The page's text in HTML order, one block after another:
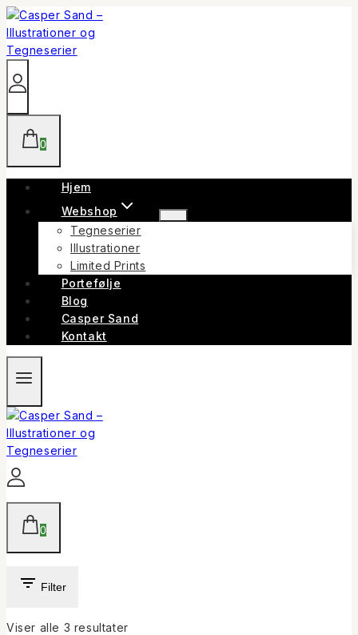
Skip
to
content
0
Hjem
Webshop
Tegneserier
Illustrationer
Limited Prints
Portefølje
Blog
Casper Sand
Kontakt
0
Filter
Viser alle 3 resultater